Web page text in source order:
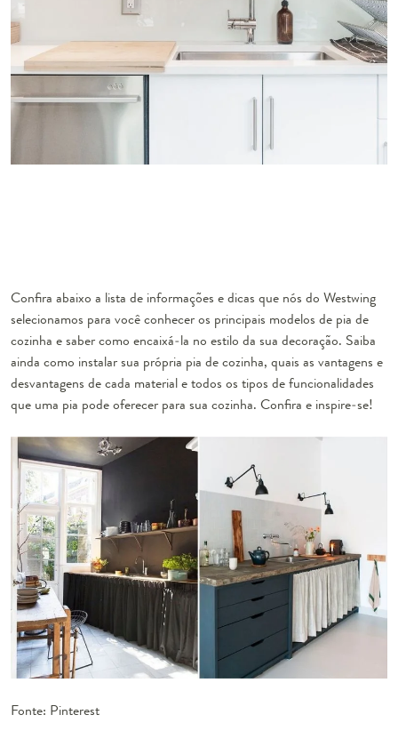
Confira abaixo a lista de informações e dicas que nós do Westwing
selecionamos para você conhecer os principais modelos de pia de
cozinha e saber como encaixá-la no estilo da sua decoração. Saiba
ainda como instalar sua própria pia de cozinha, quais as vantagens e
desvantagens de cada material e todos os tipos de funcionalidades
que uma pia pode oferecer para sua cozinha. Confira e inspire-se!
Fonte: Pinterest